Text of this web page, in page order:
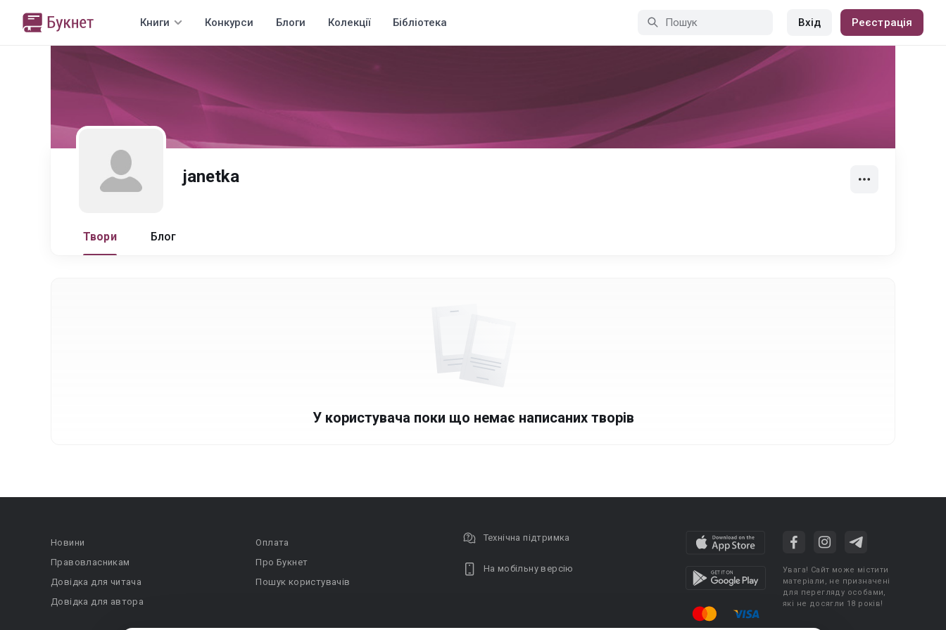
Книги Конкурси Блоги Колекції Бібліотека Вхід Реєстрація
janetka
Твори Блог
У користувача поки що немає написаних творів
Новини
Правовласникам
Довідка для читача
Довідка для автора
Оплата
Про Букнет
Пошук користувачів
Технічна підтримка
На мобільну версію
Увага! Сайт може містити
матеріали, не призначені
для перегляду особами,
які не досягли 18 років!